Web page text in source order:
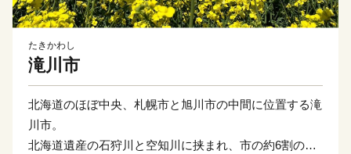
たきかわし
滝川市
北海道のほぼ中央、札幌市と旭川市の中間に位置する滝
川市。
北海道遺産の石狩川と空知川に挟まれ、市の約6割の地